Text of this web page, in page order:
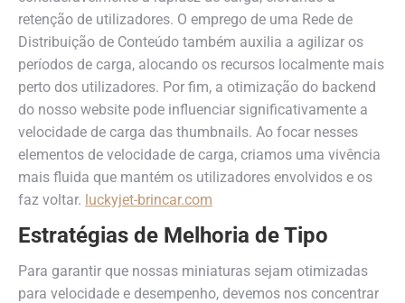
retenção de utilizadores. O emprego de uma Rede de
Distribuição de Conteúdo também auxilia a agilizar os
períodos de carga, alocando os recursos localmente mais
perto dos utilizadores. Por fim, a otimização do backend
do nosso website pode influenciar significativamente a
velocidade de carga das thumbnails. Ao focar nesses
elementos de velocidade de carga, criamos uma vivência
mais fluida que mantém os utilizadores envolvidos e os
faz voltar. luckyjet-brincar.com
Estratégias de Melhoria de Tipo
Para garantir que nossas miniaturas sejam otimizadas
para velocidade e desempenho, devemos nos concentrar